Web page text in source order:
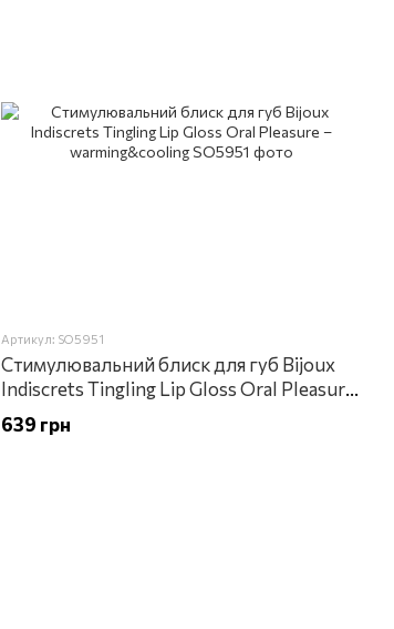
Артикул: SO5951
Стимулювальний блиск для губ Bijoux
Indiscrets Tingling Lip Gloss Oral Pleasure
– warming&cooling
639 грн